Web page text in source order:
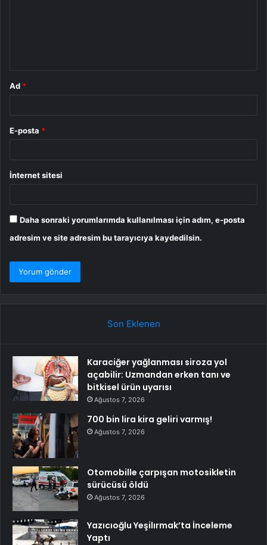
Ad *
E-posta *
İnternet sitesi
Daha sonraki yorumlarımda kullanılması için adım, e-posta
adresim ve site adresim bu tarayıcıya kaydedilsin.
Son Eklenen
Karaciğer yağlanması siroza yol
açabilir: Uzmandan erken tanı ve
bitkisel ürün uyarısı
Ağustos 7, 2026
700 bin lira kira geliri varmış!
Ağustos 7, 2026
Otomobille çarpışan motosikletin
sürücüsü öldü
Ağustos 7, 2026
Yazıcıoğlu Yeşilırmak’ta İnceleme
Yaptı